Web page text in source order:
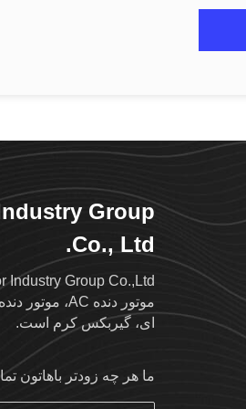
Group
Co., Ltd.
ای، گیربکس کرم است.
ما هر چه زودتر باهاتون